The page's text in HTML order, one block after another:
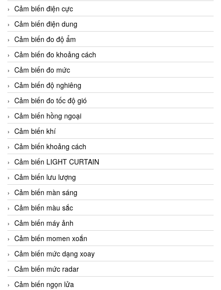
Cảm biến điện cực
Cảm biến điện dung
Cảm biến đo độ ẩm
Cảm biến đo khoảng cách
Cảm biến đo mức
Cảm biến độ nghiêng
Cảm biến đo tốc độ gió
Cảm biến hồng ngoại
Cảm biến khí
Cảm biến khoảng cách
Cảm biến LIGHT CURTAIN
Cảm biến lưu lượng
Cảm biến màn sáng
Cảm biến màu sắc
Cảm biến máy ảnh
Cảm biến momen xoắn
Cảm biến mức dạng xoay
Cảm biến mức radar
Cảm biến ngọn lửa